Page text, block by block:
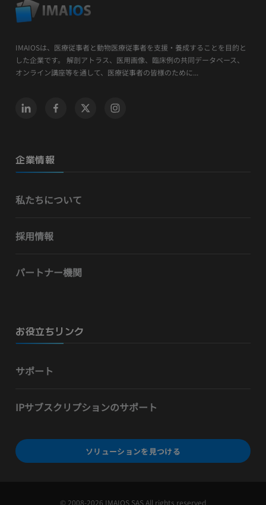
IMAIOSは、医療従事者と動物医療従事者を支援・養成することを目的と
した企業です。 解剖アトラス、医用画像、臨床例の共同データベース、
オンライン講座等を通して、医療従事者の皆様のために...
企業情報
私たちについて
採用情報
パートナー機関
お役立ちリンク
サポート
IPサブスクリプションのサポート
ソリューションを見つける
© 2008-2026 IMAIOS SAS All rights reserved